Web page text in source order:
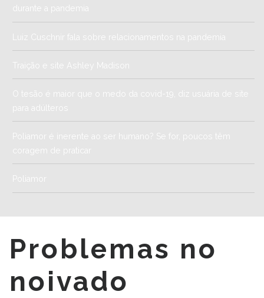
durante a pandemia
Luiz Cuschnir fala sobre relacionamentos na pandemia
Traição e site Ashley Madison
O tesão é maior que o medo da covid-19, diz usuária de site
para adúlteros
Poliamor é inerente ao ser humano? Se for, poucos têm
coragem de praticar
Poliamor
Problemas no
noivado